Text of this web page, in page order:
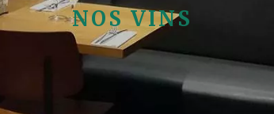
NOS VINS